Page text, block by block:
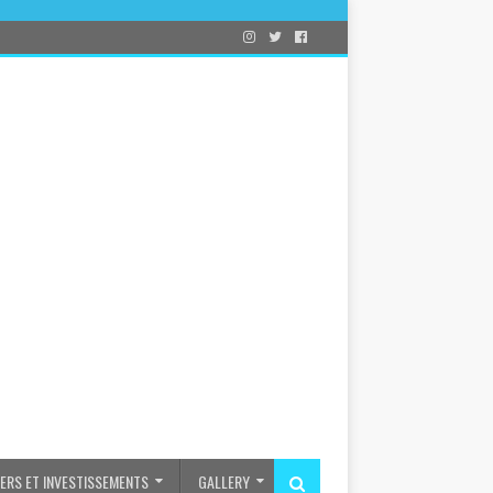
ET INVESTISSEMENTS GALLERY